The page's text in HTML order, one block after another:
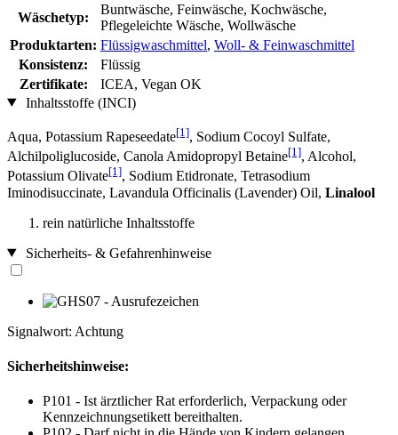
Wäschetyp:
Buntwäsche, Feinwäsche, Kochwäsche,
Pflegeleichte Wäsche, Wollwäsche
Produktarten: Flüssigwaschmittel, Woll- & Feinwaschmittel
Konsistenz:
Flüssig
Zertifikate:
ICEA, Vegan OK
Inhaltsstoffe (INCI)
Aqua, Potassium Rapeseedate[1], Sodium Cocoyl Sulfate,
Alchilpoliglucoside, Canola Amidopropyl Betaine[1], Alcohol,
Potassium Olivate[1], Sodium Etidronate, Tetrasodium
Iminodisuccinate, Lavandula Officinalis (Lavender) Oil, Linalool
rein natürliche Inhaltsstoffe
Sicherheits- & Gefahrenhinweise
Signalwort: Achtung
Sicherheitshinweise:
P101 - Ist ärztlicher Rat erforderlich, Verpackung oder
Kennzeichnungsetikett bereithalten.